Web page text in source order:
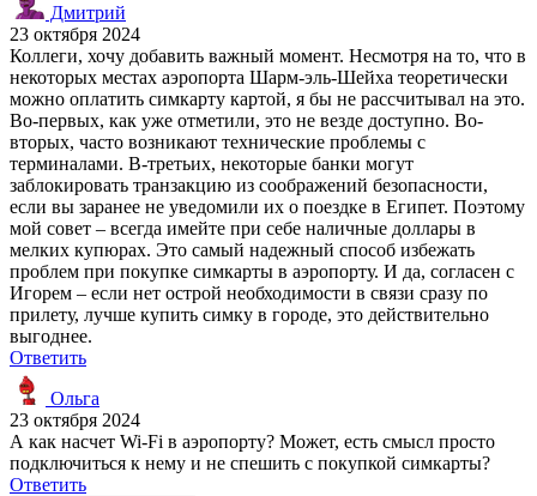
Дмитрий
23 октября 2024
Коллеги, хочу добавить важный момент. Несмотря на то, что в
некоторых местах аэропорта Шарм-эль-Шейха теоретически
можно оплатить симкарту картой, я бы не рассчитывал на это.
Во-первых, как уже отметили, это не везде доступно. Во-
вторых, часто возникают технические проблемы с
терминалами. В-третьих, некоторые банки могут
заблокировать транзакцию из соображений безопасности,
если вы заранее не уведомили их о поездке в Египет. Поэтому
мой совет – всегда имейте при себе наличные доллары в
мелких купюрах. Это самый надежный способ избежать
проблем при покупке симкарты в аэропорту. И да, согласен с
Игорем – если нет острой необходимости в связи сразу по
прилету, лучше купить симку в городе, это действительно
выгоднее.
Ответить
Ольга
23 октября 2024
А как насчет Wi-Fi в аэропорту? Может, есть смысл просто
подключиться к нему и не спешить с покупкой симкарты?
Ответить